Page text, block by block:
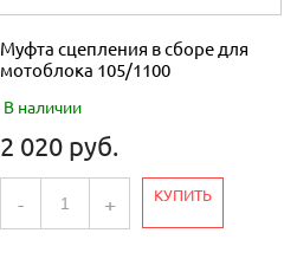
Муфта сцепления в сборе для
мотоблока 105/1100
В наличии
2 020 руб.
- + КУПИТЬ